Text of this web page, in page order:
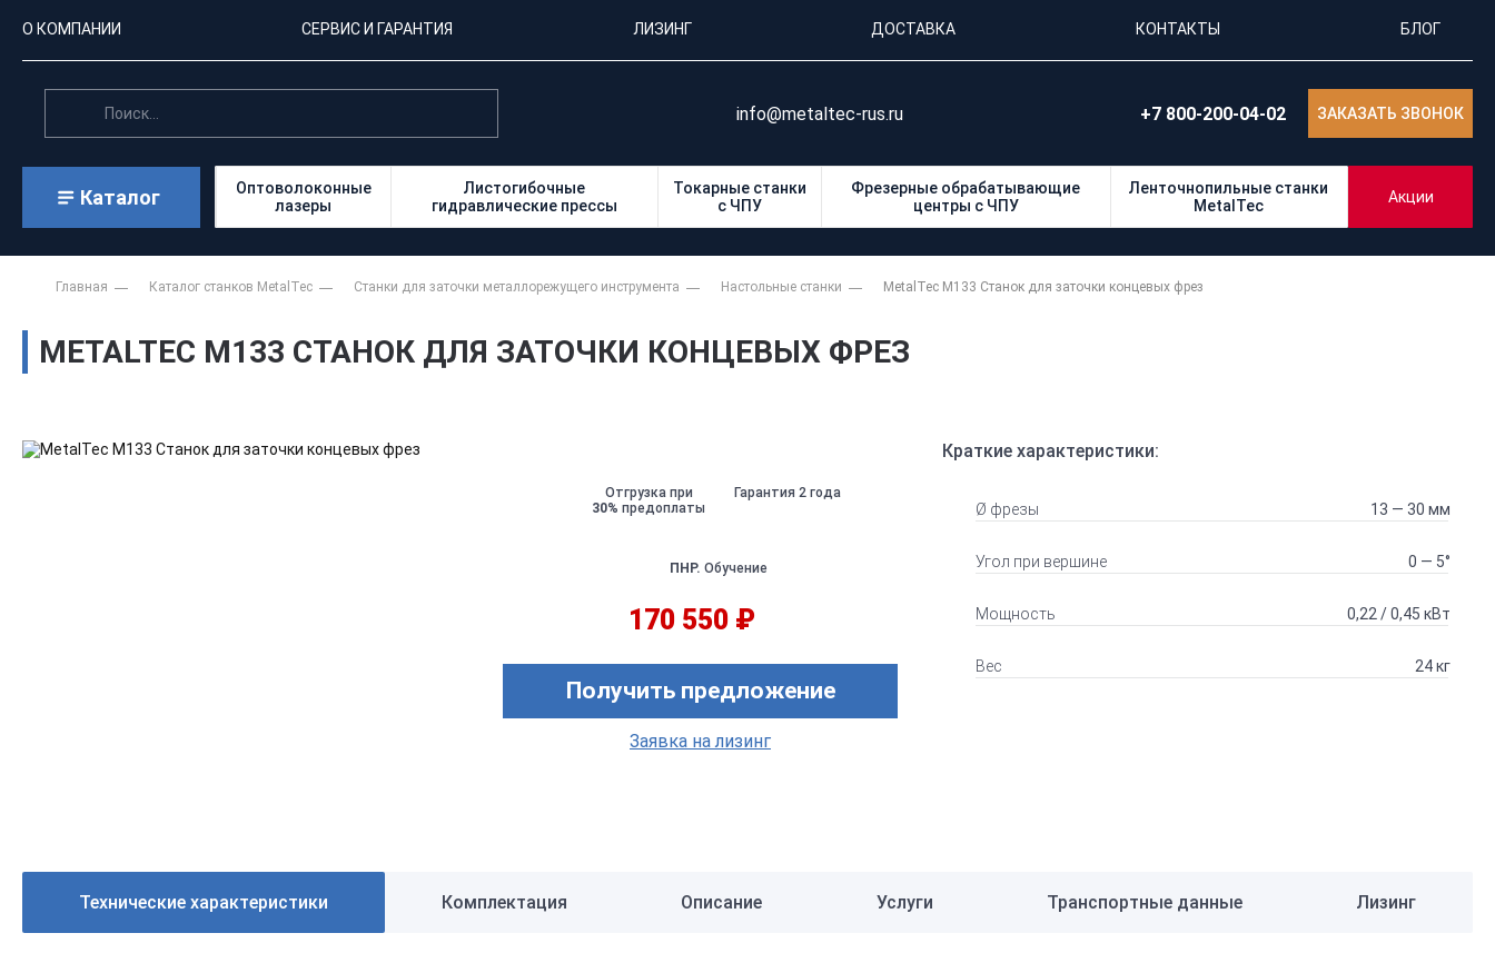
О КОМПАНИИ СЕРВИС И ГАРАНТИЯ ЛИЗИНГ ДОСТАВКА КОНТАКТЫ БЛОГ
info@metaltec-rus.ru +7 800-200-04-02 ЗАКАЗАТЬ ЗВОНОК
Каталог
Оптоволоконные
лазеры
Листогибочные
гидравлические прессы
Токарные станки
с ЧПУ
Фрезерные обрабатывающие
центры с ЧПУ
Ленточнопильные станки
MetalTec
Акции
Главная Каталог станков MetalTec Станки для заточки металлорежущего инструмента Настольные станки MetalTec M133 Станок для заточки концевых фрез
METALTEC M133 СТАНОК ДЛЯ ЗАТОЧКИ КОНЦЕВЫХ ФРЕЗ
Отгрузка при
30% предоплаты
Гарантия 2 года
ПНР. Обучение
170 550 ₽
Получить предложение
Заявка на лизинг
Краткие характеристики:
Ø фрезы 13 — 30 мм
Угол при вершине 0 — 5°
Мощность 0,22 / 0,45 кВт
Вес 24 кг
Технические характеристики Комплектация Описание Услуги Транспортные данные Лизинг